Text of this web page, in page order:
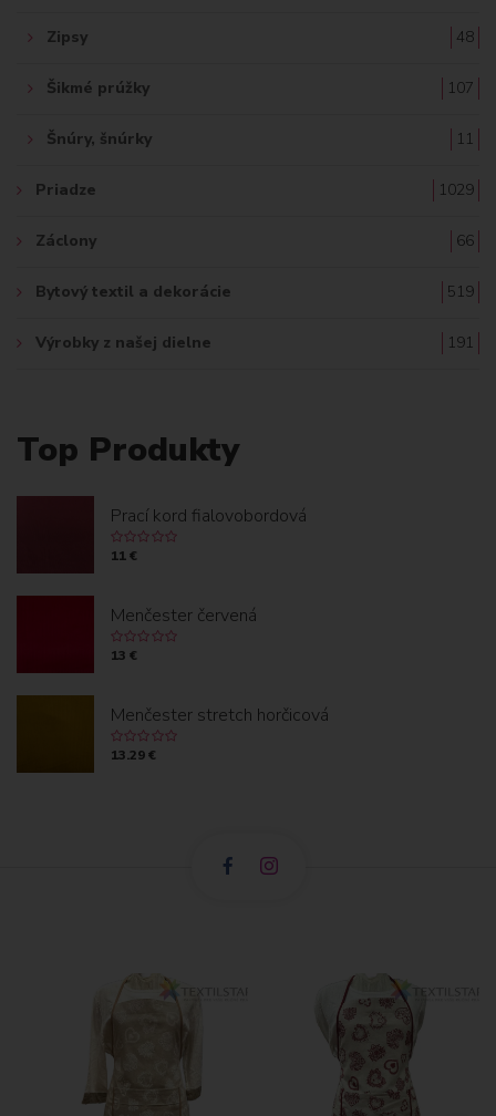
Zipsy 48
Šikmé prúžky 107
Šnúry, šnúrky 11
Priadze 1029
Záclony 66
Bytový textil a dekorácie 519
Výrobky z našej dielne 191
Top Produkty
Prací kord fialovobordová
11 €
Menčester červená
13 €
Menčester stretch horčicová
13.29 €